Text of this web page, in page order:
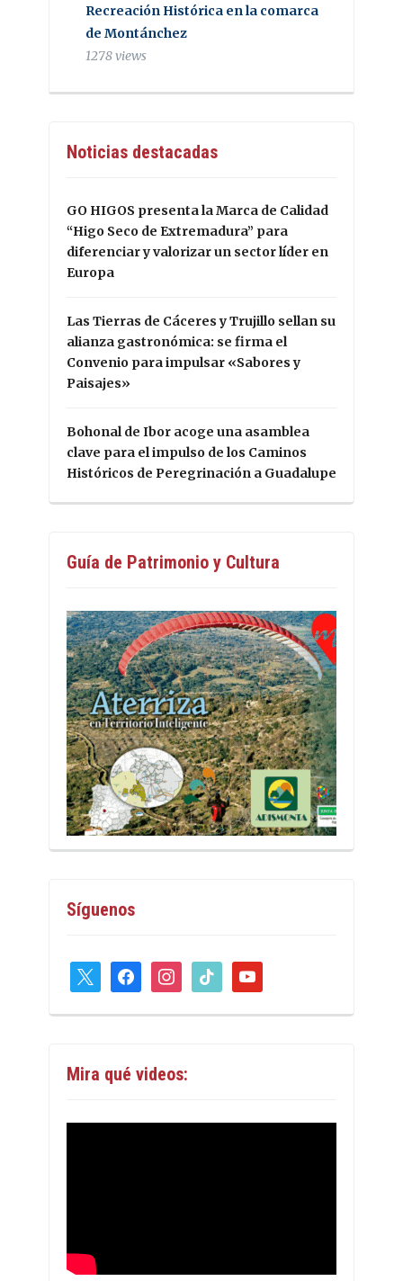
Recreación Histórica en la comarca
de Montánchez
1278 views
Noticias destacadas
GO HIGOS presenta la Marca de Calidad
“Higo Seco de Extremadura” para
diferenciar y valorizar un sector líder en
Europa
Las Tierras de Cáceres y Trujillo sellan su
alianza gastronómica: se firma el
Convenio para impulsar «Sabores y
Paisajes»
Bohonal de Ibor acoge una asamblea
clave para el impulso de los Caminos
Históricos de Peregrinación a Guadalupe
Guía de Patrimonio y Cultura
Síguenos
facebookinstagram
tiktok youtube
Mira qué videos: